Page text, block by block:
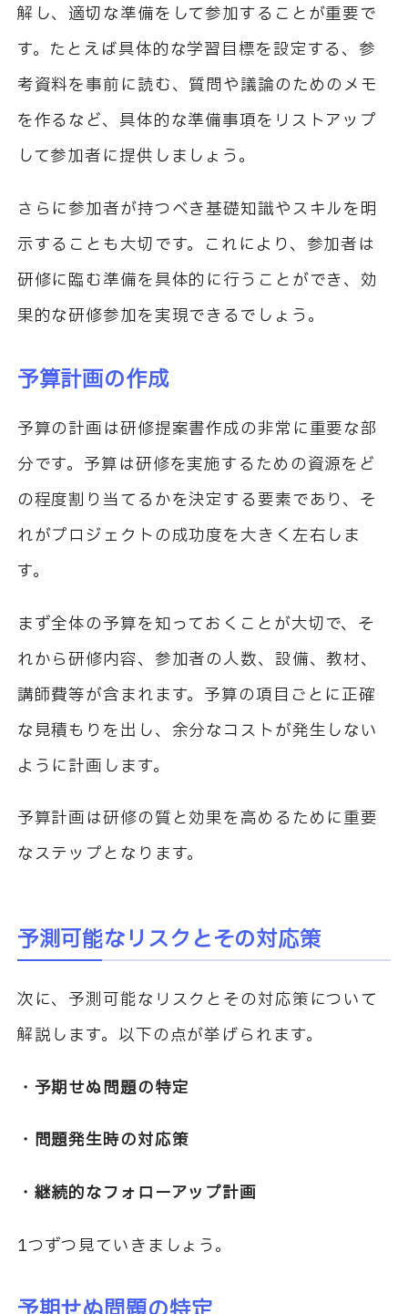
解し、適切な準備をして参加することが重要で
す。たとえば具体的な学習目標を設定する、参
考資料を事前に読む、質問や議論のためのメモ
を作るなど、具体的な準備事項をリストアップ
して参加者に提供しましょう。
さらに参加者が持つべき基礎知識やスキルを明
示することも大切です。これにより、参加者は
研修に臨む準備を具体的に行うことができ、効
果的な研修参加を実現できるでしょう。
予算計画の作成
予算の計画は研修提案書作成の非常に重要な部
分です。予算は研修を実施するための資源をど
の程度割り当てるかを決定する要素であり、そ
れがプロジェクトの成功度を大きく左右しま
す。
まず全体の予算を知っておくことが大切で、そ
れから研修内容、参加者の人数、設備、教材、
講師費等が含まれます。予算の項目ごとに正確
な見積もりを出し、余分なコストが発生しない
ように計画します。
予算計画は研修の質と効果を高めるために重要
なステップとなります。
予測可能なリスクとその対応策
次に、予測可能なリスクとその対応策について
解説します。以下の点が挙げられます。
・予期せぬ問題の特定
・問題発生時の対応策
・継続的なフォローアップ計画
1つずつ見ていきましょう。